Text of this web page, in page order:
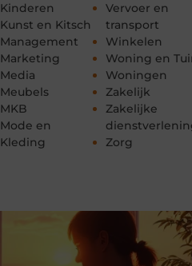
Kinderen
Kunst en Kitsch
Management
Marketing
Media
Meubels
MKB
Mode en
Kleding
Vervoer en
transport
Winkelen
Woning en
Woningen
Zakelijk
Zakelijke
Zorg